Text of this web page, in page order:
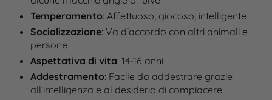
Temperamento: Affettuoso, giocoso, intelligente
Socializzazione: Va d’accordo con altri animali e
persone
Aspettativa di vita: 14-16 anni
Addestramento: Facile da addestrare grazie
all’intelligenza e al desiderio di compiacere